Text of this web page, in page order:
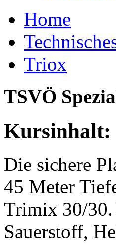
Home
Triox
TSVÖ
Kursinhalt:
Die sichere
45 Meter
Trimix 30/30.
Sauerstoff,